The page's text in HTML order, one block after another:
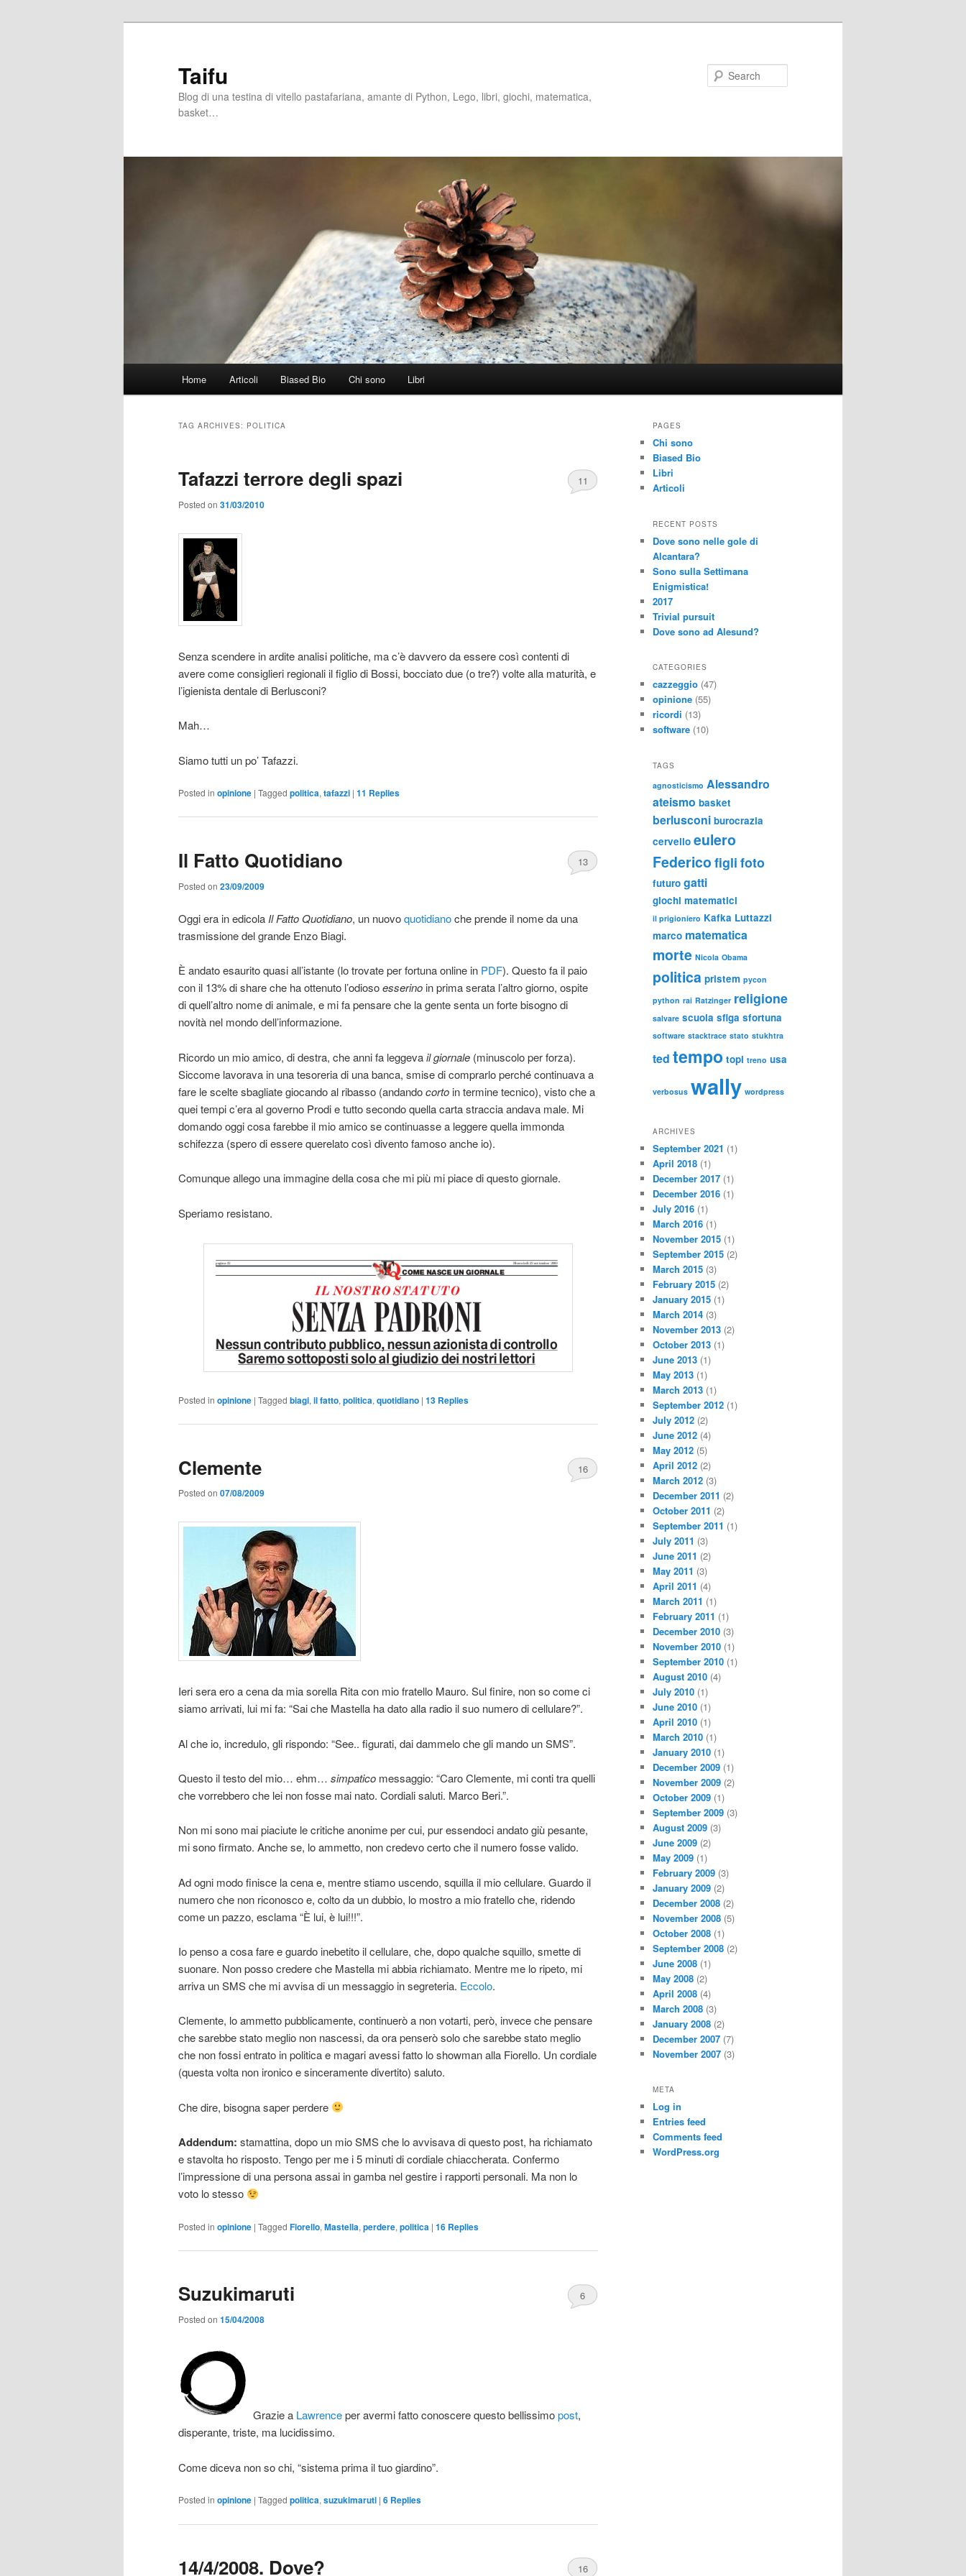
Taifu
Blog di una testina di vitello pastafariana, amante di Python, Lego, libri, giochi, matematica,
basket…
Home Articoli Biased Bio Chi sono Libri
TAG ARCHIVES: POLITICA
Tafazzi terrore degli spazi
Posted on 31/03/2010
11
Senza scendere in ardite analisi politiche, ma c’è davvero da essere così contenti di
avere come consiglieri regionali il figlio di Bossi, bocciato due (o tre?) volte alla maturità, e
l’igienista dentale di Berlusconi?
Mah…
Siamo tutti un po’ Tafazzi.
Posted in opinione | Tagged politica, tafazzi | 11 Replies
Il Fatto Quotidiano
Posted on 23/09/2009
13
Oggi era in edicola Il Fatto Quotidiano, un nuovoquotidianoche prende il nome da una
trasmissione del grande Enzo Biagi.
È andato esaurito quasi all’istante (lo trovate per fortuna online in PDF). Questo fa il paio
con il 13% di share che ha ottenuto l’odiosoesserino in prima serata l’altro giorno, ospite
di quell’altro nome di animale, e mi fa pensare che la gente senta un forte bisogno di
novità nel mondo dell’informazione.
Ricordo un mio amico, di destra, che anni fa leggevail giornale (minuscolo per forza).
Siccome lavorava in una tesoreria di una banca, smise di comprarlo perché continuava a
fare le scelte sbagliate giocando al ribasso (andandocorto in termine tecnico), visto che a
quei tempi c’era al governo Prodi e tutto secondo quella carta straccia andava male. Mi
domando oggi cosa farebbe il mio amico se continuasse a leggere quella immonda
schifezza (spero di essere querelato così divento famoso anche io).
Comunque allego una immagine della cosa che mi più mi piace di questo giornale.
Speriamo resistano.
Posted in opinione | Tagged biagi, il fatto, politica, quotidiano | 13 Replies
Clemente
Posted on 07/08/2009
16
Ieri sera ero a cena da mia sorella Rita con mio fratello Mauro. Sul finire, non so come ci
siamo arrivati, lui mi fa: “Sai che Mastella ha dato alla radio il suo numero di cellulare?”.
Al che io, incredulo, gli rispondo: “See.. figurati, dai dammelo che gli mando un SMS”.
Questo il testo del mio… ehm… simpatico messaggio: “Caro Clemente, mi conti tra quelli
che vorrebbero che lei non fosse mai nato. Cordiali saluti. Marco Beri.”.
Non mi sono mai piaciute le critiche anonime per cui, pur essendoci andato giù pesante,
mi sono firmato. Anche se, lo ammetto, non credevo certo che il numero fosse valido.
Ad ogni modo finisce la cena e, mentre stiamo uscendo, squilla il mio cellulare. Guardo il
numero che non riconosco e, colto da un dubbio, lo mostro a mio fratello che, ridendo
come un pazzo, esclama “È lui, è lui!!!”.
Io penso a cosa fare e guardo inebetito il cellulare, che, dopo qualche squillo, smette di
suonare. Non posso credere che Mastella mi abbia richiamato. Mentre me lo ripeto, mi
arriva un SMS che mi avvisa di un messaggio in segreteria. Eccolo.
Clemente, lo ammetto pubblicamente, continuerò a non votarti, però, invece che pensare
che sarebbe stato meglio non nascessi, da ora penserò solo che sarebbe stato meglio
che non fossi entrato in politica e magari avessi fatto lo showman alla Fiorello. Un cordiale
(questa volta non ironico e sinceramente divertito) saluto.
Che dire, bisogna saper perdere
Addendum: stamattina, dopo un mio SMS che lo avvisava di questo post, ha richiamato
e stavolta ho risposto. Tengo per me i 5 minuti di cordiale chiaccherata. Confermo
l’impressione di una persona assai in gamba nel gestire i rapporti personali. Ma non lo
voto lo stesso
Posted in opinione | Tagged Fiorello, Mastella, perdere, politica | 16 Replies
Suzukimaruti
Posted on 15/04/2008
6
Grazie a Lawrenceper avermi fatto conoscere questo bellissimopost,
disperante, triste, ma lucidissimo.
Come diceva non so chi, “sistema prima il tuo giardino”.
Posted in opinione | Tagged politica, suzukimaruti | 6 Replies
14/4/2008. Dove? 16
PAGES
Chi sono
Biased Bio
Libri
Articoli
RECENT POSTS
Dove sono nelle gole di
Alcantara?
Sono sulla Settimana
Enigmistica!
2017
Trivial pursuit
Dove sono ad Alesund?
CATEGORIES
cazzeggio (47)
opinione (55)
ricordi (13)
software (10)
TAGS
agnosticismo Alessandro
ateismo basket
berlusconi burocrazia
cervello eulero
Federico figli foto
futuro gatti
giochi matematici
il prigioniero Kafka Luttazzi
marco matematica
morte Nicola Obama
politica pristem pycon
python rai Ratzinger religione
salvare scuola sfiga sfortuna
software stacktrace stato stukhtra
ted tempo topi treno usa
verbosus wally wordpress
ARCHIVES
September 2021 (1)
April 2018 (1)
December 2017 (1)
December 2016 (1)
July 2016 (1)
March 2016 (1)
November 2015 (1)
September 2015 (2)
March 2015 (3)
February 2015 (2)
January 2015 (1)
March 2014 (3)
November 2013 (2)
October 2013 (1)
June 2013 (1)
May 2013 (1)
March 2013 (1)
September 2012 (1)
July 2012 (2)
June 2012 (4)
May 2012 (5)
April 2012 (2)
March 2012 (3)
December 2011 (2)
October 2011 (2)
September 2011 (1)
July 2011 (3)
June 2011 (2)
May 2011 (3)
April 2011 (4)
March 2011 (1)
February 2011 (1)
December 2010 (3)
November 2010 (1)
September 2010 (1)
August 2010 (4)
July 2010 (1)
June 2010 (1)
April 2010 (1)
March 2010 (1)
January 2010 (1)
December 2009 (1)
November 2009 (2)
October 2009 (1)
September 2009 (3)
August 2009 (3)
June 2009 (2)
May 2009 (1)
February 2009 (3)
January 2009 (2)
December 2008 (2)
November 2008 (5)
October 2008 (1)
September 2008 (2)
June 2008 (1)
May 2008 (2)
April 2008 (4)
March 2008 (3)
January 2008 (2)
December 2007 (7)
November 2007 (3)
META
Log in
Entries feed
Comments feed
WordPress.org